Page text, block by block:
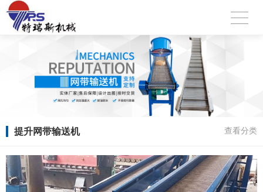
提升网带输送机 查看分类